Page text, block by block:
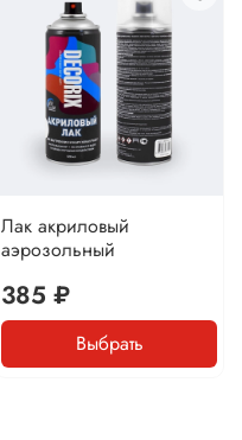
Лак акриловый
аэрозольный
385 ₽
Выбрать